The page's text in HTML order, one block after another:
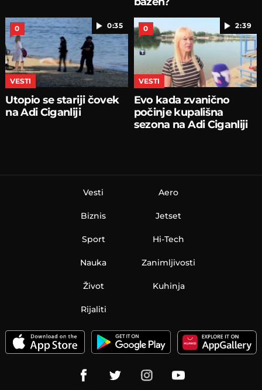
0:35
0
VESTI
Utopio se stariji čovek
na Adi Ciganliji
2:39
0
VESTI
Evo kada zvanično
počinje kupališna
sezona na Adi Ciganliji
Vesti
Biznis
Sport
Nauka
Aero
Jetset
Hi-Tech
Zanimljivosti
Život Kuhinja
Rijaliti